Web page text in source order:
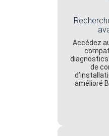
Accédez
diagnostics
de
amélioré